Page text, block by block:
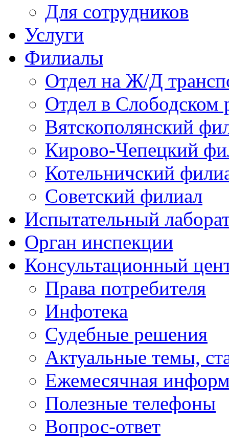
Для сотрудников
Услуги
Филиалы
Отдел на Ж/Д
Отдел в Слободском
Вятскополянский
Кирово-Чепецкий
Котельничский
Советский филиал
Испытательный
Орган инспекции
Консультационный
Права потребителя
Инфотека
Судебные решения
Актуальные темы,
Ежемесячная
Полезные телефоны
Вопрос-ответ